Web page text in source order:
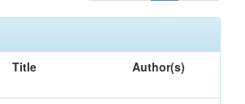
Title Author(s)